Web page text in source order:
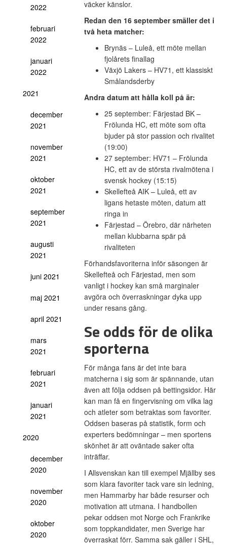
2022
februari
2022
januari
2022
2021
december
2021
november
2021
oktober
2021
september
2021
augusti
2021
juni 2021
maj 2021
april 2021
mars
2021
februari
2021
januari
2021
2020
december
2020
november
2020
oktober
2020
väcker känslor.
Redan den 16 september smäller det i
två heta matcher:
Brynäs – Luleå, ett möte mellan
fjolårets finallag
Växjö Lakers – HV71, ett klassiskt
Smålandsderby
Andra datum att hålla koll på är:
25 september: Färjestad BK –
Frölunda HC, ett möte som ofta
bjuder på stor passion och rivalitet
(19:00)
27 september: HV71 – Frölunda
HC, ett av de största rivalmötena i
svensk hockey (15:15)
Skellefteå AIK – Luleå, ett av
ligans hetaste möten, datum att
ringa in
Färjestad – Örebro, där närheten
mellan klubbarna spär på
rivaliteten
Förhandsfavoriterna inför säsongen är
Skellefteå och Färjestad, men som
vanligt i hockey kan små marginaler
avgöra och överraskningar dyka upp
under resans gång.
Se odds för de olika
sporterna
För många fans är det inte bara
matcherna i sig som är spännande, utan
även att följa oddsen på bettingsidor. Här
kan man få en fingervisning om vilka lag
och atleter som betraktas som favoriter.
Oddsen baseras på statistik, form och
experters bedömningar – men sportens
skönhet är att oväntade saker ofta
inträffar.
I Allsvenskan kan till exempel Mjällby ses
som klara favoriter tack vare sin ledning,
men Hammarby har både resurser och
motivation att utmana. I handbollen
pekar oddsen mot Norge och Frankrike
som toppkandidater, men Sverige har
överraskat förr. Samma sak gäller i SHL,